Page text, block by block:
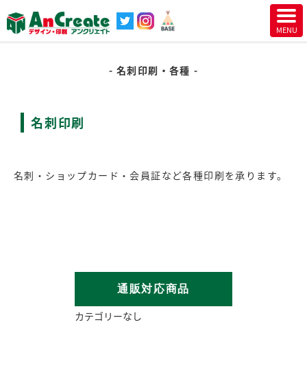
名刺印刷・各種
名刺印刷
名刺・ショップカード・会員証など各種印刷を承ります。
通販対応商品
カテゴリーなし